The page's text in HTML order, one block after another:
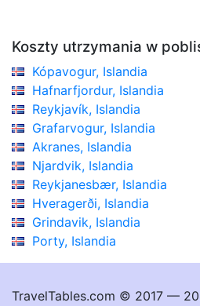
Koszty utrzymania w
Kópavogur, Islandia
Hafnarfjordur, Islandia
Reykjavík, Islandia
Grafarvogur, Islandia
Akranes, Islandia
Njardvik, Islandia
Reykjanesbær, Islandia
Hveragerði, Islandia
Grindavik, Islandia
Porty, Islandia
TravelTables.com © 2017 —